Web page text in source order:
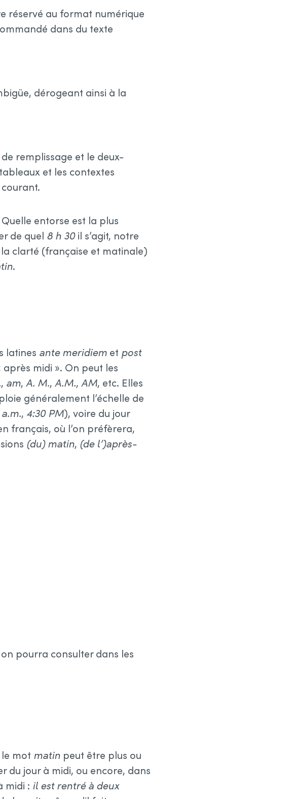
réservé au format numérique
dans du texte
dérogeant ainsi à la
remplissage et le deux-
et les contextes
entorse est la plus
de quel 8 h 30il s’agit, notre
clarté (française et matinale)
.
latines ante meridiem et post
midi ». On peut les
, am, A. M., A.M., AM, etc. Elles
généralement l’échelle de
, 4:30 PM), voire du jour
français, où l’on préfèrera,
(du) matin, (de l’)après-
on pourra consulter dans les
mot matin peut être plus ou
du jour à midi, ou encore, dans
midi : il est rentré à deux